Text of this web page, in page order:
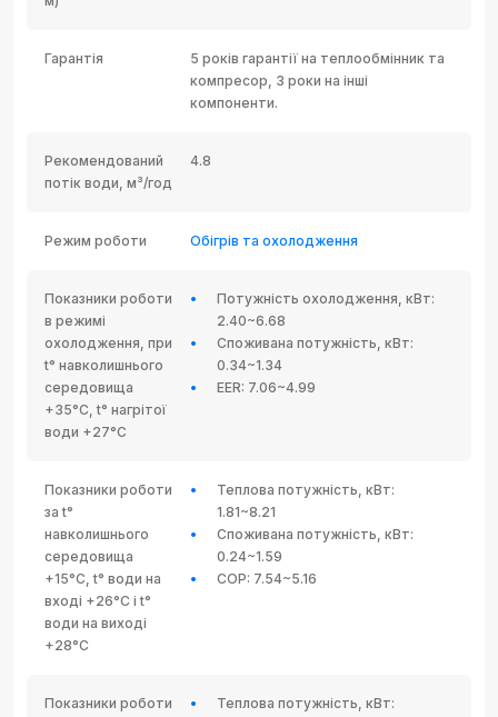
Гарантія
5 років гарантії на теплообмінник та
компресор, 3 роки на інші
компоненти.
Рекомендований
потік води, м³/год
4.8
Режим роботи Обігрів та охолодження
Показники роботи
в режимі
охолодження, при
t° навколишнього
середовища
+35°C, t° нагрітої
води +27°C
Потужність охолодження, кВт:
2.40~6.68
Споживана потужність, кВт:
0.34~1.34
EER: 7.06~4.99
Показники роботи
за t°
навколишнього
середовища
+15°C, t° води на
вході +26°C і t°
води на виході
+28°C
Теплова потужність, кВт:
1.81~8.21
Споживана потужність, кВт:
0.24~1.59
COP: 7.54~5.16
Показники роботи
Теплова потужність, кВт: